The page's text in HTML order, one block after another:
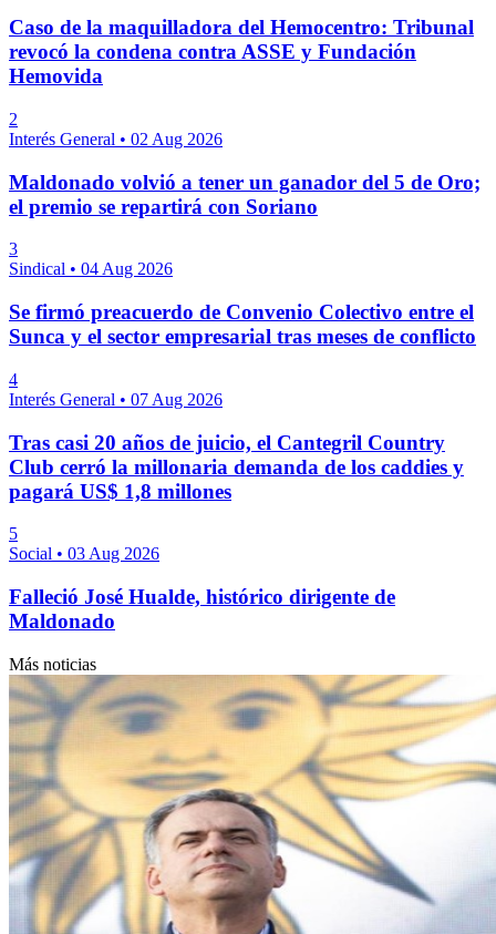
Caso de la maquilladora del Hemocentro: Tribunal
revocó la condena contra ASSE y Fundación
Hemovida
2
Interés General • 02 Aug 2026
Maldonado volvió a tener un ganador del 5 de Oro;
el premio se repartirá con Soriano
3
Sindical • 04 Aug 2026
Se firmó preacuerdo de Convenio Colectivo entre el
Sunca y el sector empresarial tras meses de conflicto
4
Interés General • 07 Aug 2026
Tras casi 20 años de juicio, el Cantegril Country
Club cerró la millonaria demanda de los caddies y
pagará US$ 1,8 millones
5
Social • 03 Aug 2026
Falleció José Hualde, histórico dirigente de
Maldonado
Más noticias